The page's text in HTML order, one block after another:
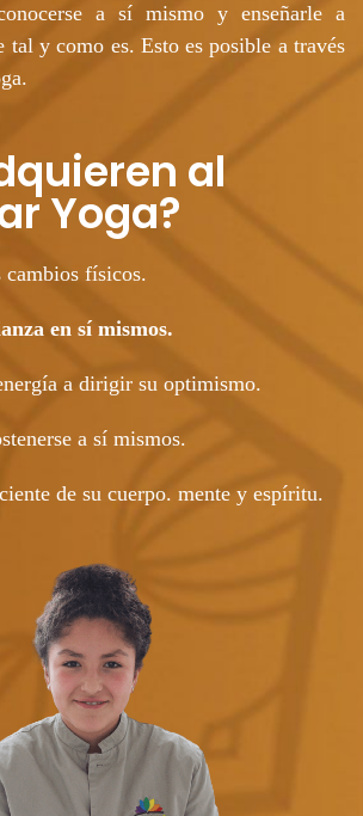
a sí mismo y enseñarle a
tal y como es. Esto es posible a través
al
Yoga?
cambios físicos.
en sí mismos.
a dirigir su optimismo.
a sí mismos.
de su cuerpo. mente y espíritu.